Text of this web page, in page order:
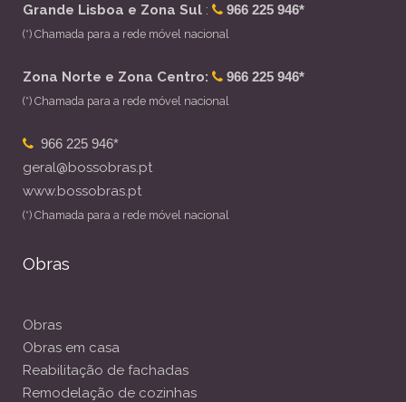
Grande Lisboa e Zona Sul : 966 225 946*
(*) Chamada para a rede móvel nacional
Zona Norte e Zona Centro: 966 225 946*
(*) Chamada para a rede móvel nacional
966 225 946*
geral@bossobras.pt
www.bossobras.pt
(*) Chamada para a rede móvel nacional
Obras
Obras
Obras em casa
Reabilitação de fachadas
Remodelação de cozinhas